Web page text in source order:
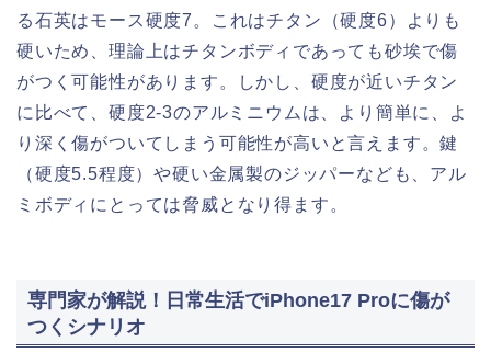
る石英はモース硬度7。これはチタン（硬度6）よりも
硬いため、理論上はチタンボディであっても砂埃で傷
がつく可能性があります。しかし、硬度が近いチタン
に比べて、硬度2-3のアルミニウムは、より簡単に、よ
り深く傷がついてしまう可能性が高いと言えます。鍵
（硬度5.5程度）や硬い金属製のジッパーなども、アル
ミボディにとっては脅威となり得ます。
専門家が解説！日常生活でiPhone17 Proに傷が
つくシナリオ